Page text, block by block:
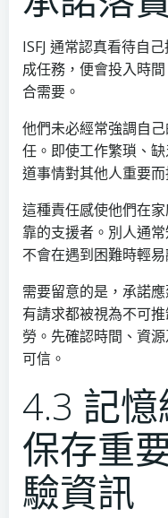
ISFJ 通常認真看待自
成任務，便會投入時
合需要。
他們未必經常強調自
任。即使工作繁瑣、
道事情對其他人重要而
這種責任感使他們在
靠的支援者。別人通
不會在遇到困難時輕易
需要留意的是，承諾
有請求都被視為不可
勞。先確認時間、資
可信。
4.3 記
保存重
驗資訊